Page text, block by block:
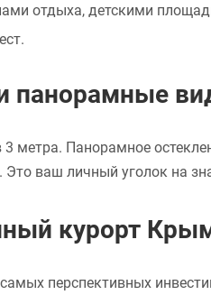
отдыха, детскими
панорамные
Панорамное
ваш личный уголок на
курорт
перспективных